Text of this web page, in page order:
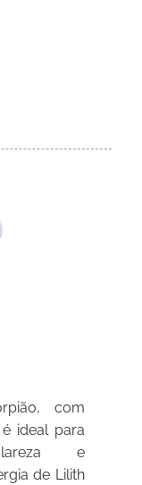
com
ideal para
e
de Lilith